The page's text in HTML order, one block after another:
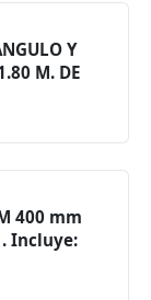
Y
M. DE
400 mm
Incluye: